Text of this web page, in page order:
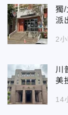
獨
派
2
川
美
14